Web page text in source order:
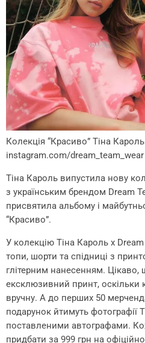
Колекція “Красиво” Тіна
instagram.com/dream_team_wear
Тіна Кароль випустила нову
з українським брендом Dream
присвятила альбому і
“Красиво”.
У колекцію Тіна Кароль х
топи, шорти та спідниці з
глітерним нанесенням.
ексклюзивний принт, оскільки
вручну. А до перших 50
подарунок йтимуть фотографії
поставленими автографами.
придбати за 999 грн на